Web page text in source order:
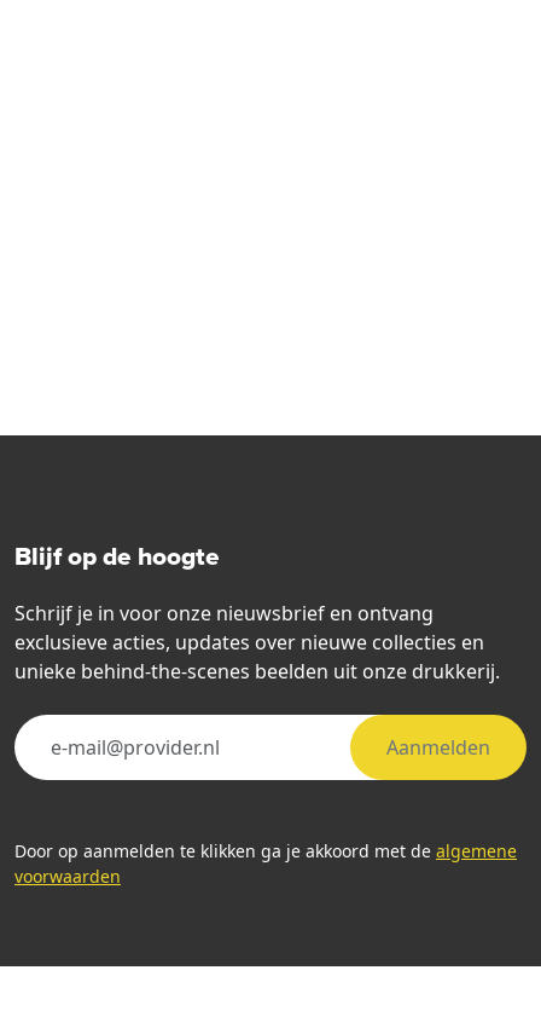
Blijf op de hoogte
Schrijf je in voor onze nieuwsbrief en ontvang
exclusieve acties, updates over nieuwe collecties en
unieke behind-the-scenes beelden uit onze drukkerij.
Aanmelden
Door op aanmelden te klikken ga je akkoord met de algemene
voorwaarden